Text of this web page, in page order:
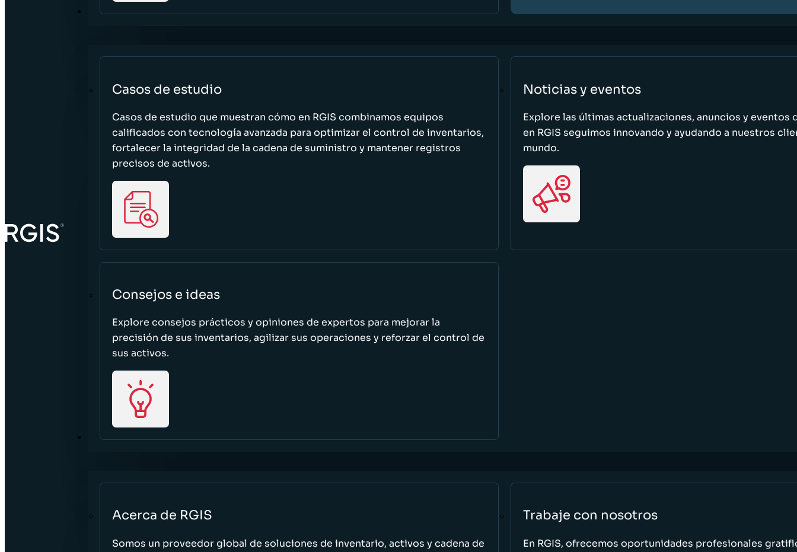
RECURSOS
Casos de estudio
Casos de estudio que muestran cómo en RGIS combinamos equipos
calificados con tecnología avanzada para optimizar el control de inventarios,
fortalecer la integridad de la cadena de suministro y mantener registros
precisos de activos.
Noticias y eventos
Explore las últimas actualizaciones, anuncios y eventos
en RGIS seguimos innovando y ayudando a nuestros
mundo.
Consejos e ideas
Explore consejos prácticos y opiniones de expertos para mejorar la
precisión de sus inventarios, agilizar sus operaciones y reforzar el control de
sus activos.
ACERCA DE
Acerca de RGIS
Somos un proveedor global de soluciones de inventario, activos y cadena de
Trabaje con nosotros
En RGIS, ofrecemos oportunidades profesionales